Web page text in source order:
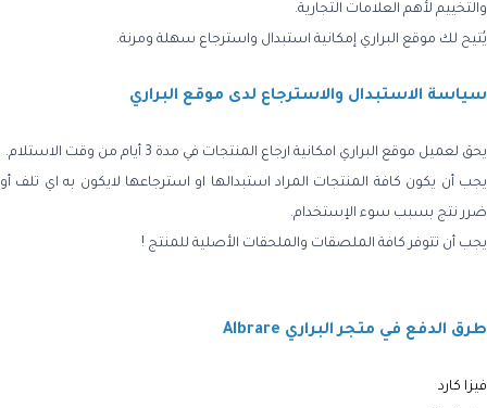
والتخييم لأهم العلامات التجارية.
يُتيح لك موقع البراري إمكانية استبدال واسترجاع سهلة ومرنة.
سياسة الاستبدال والاسترجاع لدى موقع البراري
يحق لعميل موقع البراري امكانية ارجاع المنتجات في مدة 3 أيام من وقت الاستلام.
يجب أن يكون كافة المنتجات المراد استبدالها او استرجاعها لايكون به اي تلف أو
ضرر نتج بسبب سوء الإستخدام.
يجب أن تتوفر كافة الملصقات والملحقات الأصلية للمنتج !
طرق الدفع في متجر البراري Albrare
فيزا كارد